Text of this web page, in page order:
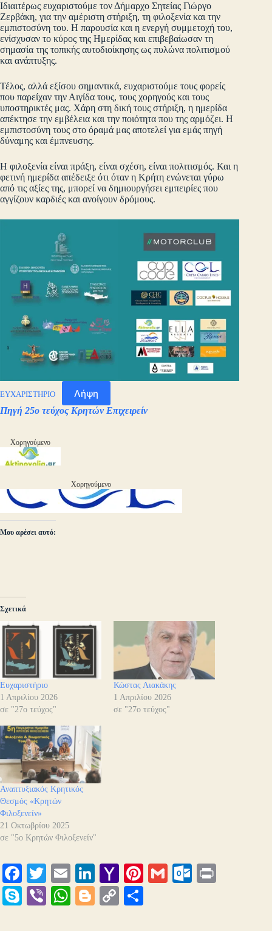
Ιδιαιτέρως ευχαριστούμε τον Δήμαρχο Σητείας Γιώργο
Ζερβάκη, για την αμέριστη στήριξη, τη φιλοξενία και την
εμπιστοσύνη του. Η παρουσία και η ενεργή συμμετοχή του,
ενίσχυσαν το κύρος της Ημερίδας και επιβεβαίωσαν τη
σημασία της τοπικής αυτοδιοίκησης ως πυλώνα πολιτισμού
και ανάπτυξης.
Τέλος, αλλά εξίσου σημαντικά, ευχαριστούμε τους φορείς
που παρείχαν την Αιγίδα τους, τους χορηγούς και τους
υποστηρικτές μας. Χάρη στη δική τους στήριξη, η ημερίδα
απέκτησε την εμβέλεια και την ποιότητα που της αρμόζει. Η
εμπιστοσύνη τους στο όραμά μας αποτελεί για εμάς πηγή
δύναμης και έμπνευσης.
Η φιλοξενία είναι πράξη, είναι σχέση, είναι πολιτισμός. Και η
φετινή ημερίδα απέδειξε ότι όταν η Κρήτη ενώνεται γύρω
από τις αξίες της, μπορεί να δημιουργήσει εμπειρίες που
αγγίζουν καρδιές και ανοίγουν δρόμους.
ΕΥΧΑΡΙΣΤΗΡΙΟ Λήψη
Πηγή 25ο τεύχος Κρητών Επιχειρείν
Χορηγούμενο
Χορηγούμενο
Μου αρέσει αυτό:
Σχετικά
Ευχαριστήριο
1 Απριλίου 2026
σε "27ο τεύχος"
Κώστας Λιακάκης
1 Απριλίου 2026
σε "27ο τεύχος"
Αναπτυξιακός Κρητικός
Θεσμός «Κρητών
Φιλοξενείν»
21 Οκτωβρίου 2025
σε "5ο Κρητών Φιλοξενείν"
Fa
ce
bo
T
wi
tte
E
m
ail
Li
nk
ed
Y
ah
oo
Pi
G
O
S
Vi
W
Bl
C